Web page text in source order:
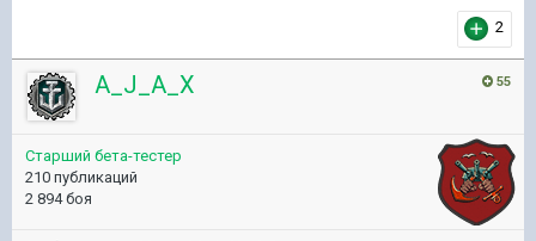
2
55
A_J_A_X
Старший бета-тестер
210 публикаций
2 894 боя